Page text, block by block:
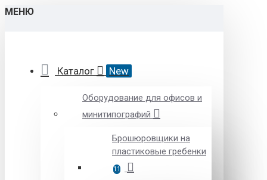
МЕНЮ
Каталог New
Оборудование для офисов и
минитипографий
Брошюровщики на
пластиковые гребенки
11